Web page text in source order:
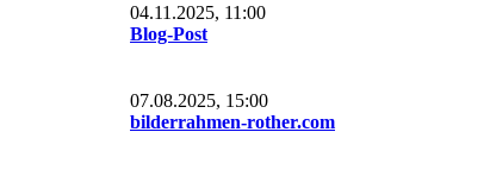
04.11.2025, 11:00
Blog-Post
07.08.2025, 15:00
bilderrahmen-rother.com